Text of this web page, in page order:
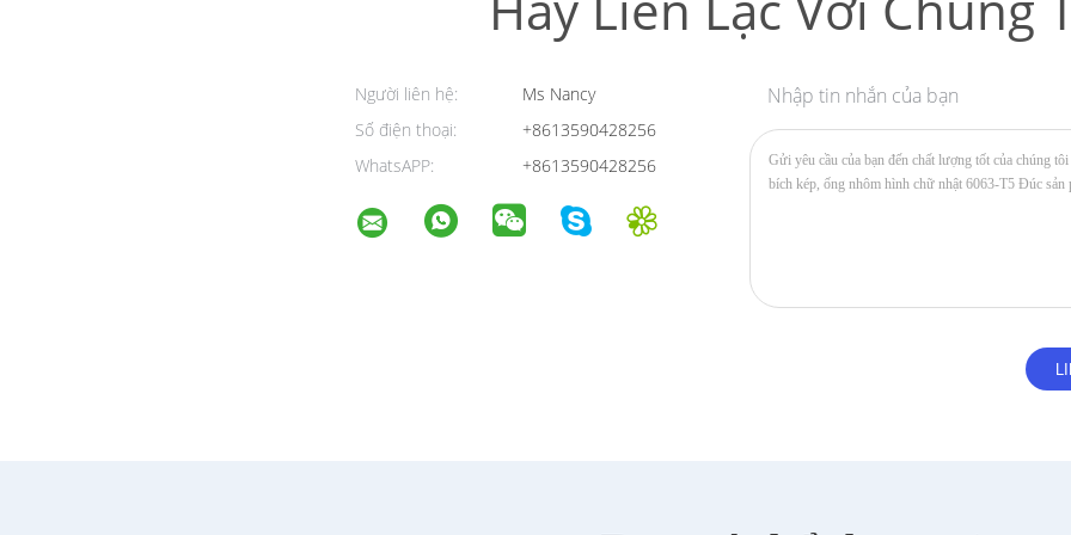
Người liên hệ:
Ms Nancy
Số điện thoại:
+8613590428256
WhatsAPP:
+8613590428256
Nhập tin nhắn của bạn